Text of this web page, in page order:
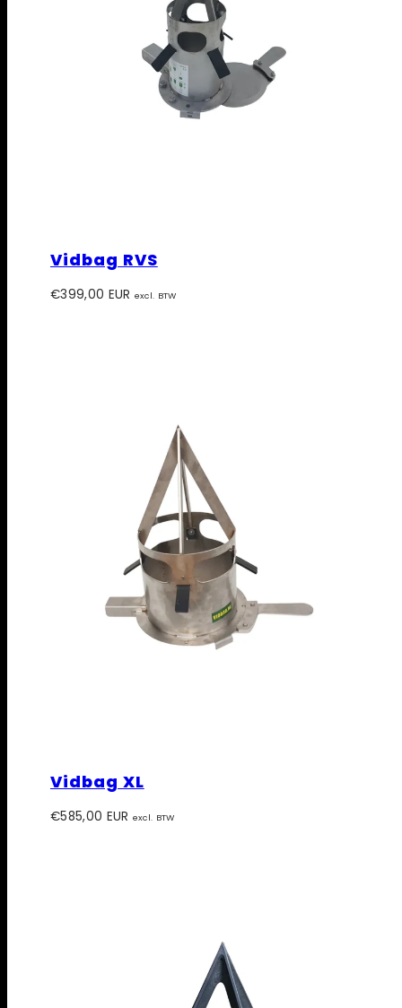
Vidbag RVS
Prijs
€399,00 EUR excl. BTW
Vidbag XL
Prijs
€585,00 EUR excl. BTW